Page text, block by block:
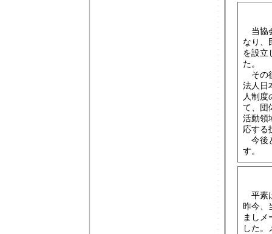
当協
なり、
を設立
た。
その
法人日
人制度
て、団
活動領
応する
今後
す。
平素
昨今、
ましメ
した。